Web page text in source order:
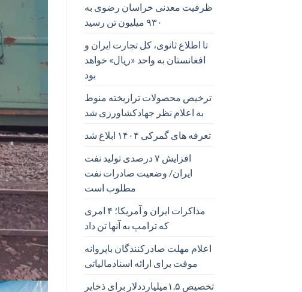
ظرفیت معدنی خراسان رضوی به
۹۳۰ میلیون تن رسید
تا اطلاع ثانوی، کل تجارت ایران و
افغانستان به واحد «ریال» خواهد
بود
ترخیص محصولات تراریخته منوط
به اعلام نظر جهادکشاورزی شد
تعرفه های گمرکی ۱۴۰۴ ابلاغ شد
افزایش ۷ درصدی تولید نفت
ایران/ وضعیت صادرات نفت
مطلوب است
مذاکرات ایران و آمریکا؛ ۴ امری
که ترامپ به آنها تن داد
اعلام مهلت صادرکنندگان باپروانه
موقت برای ارائه اسنادمالیاتی
تخصیص ۱.۵میلیارددلار برای ذخایر